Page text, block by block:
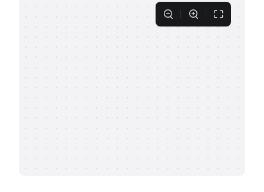
客户案例
支持
帮助中心